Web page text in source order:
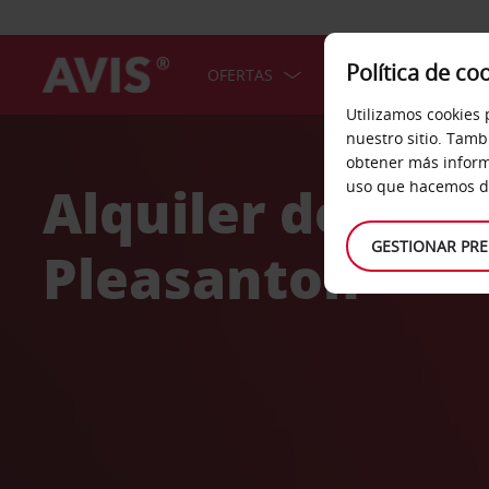
OFERTAS COCHES
Alquiler de
Pleasanton
Política de
Utilizamos
nuestro sitio.
obtener más
uso que hacemos
GESTIONAR